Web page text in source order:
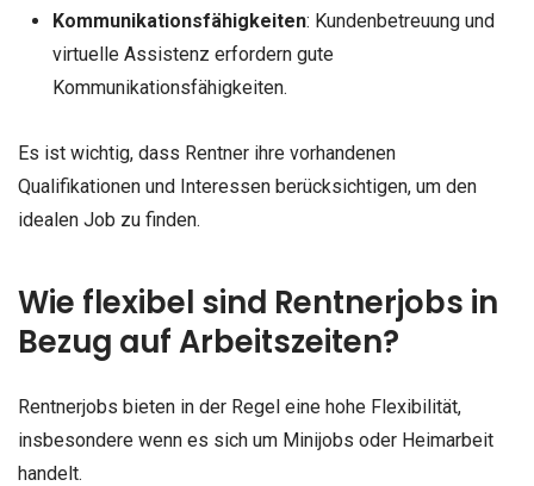
Kommunikationsfähigkeiten: Kundenbetreuung und
virtuelle Assistenz erfordern gute
Kommunikationsfähigkeiten.
Es ist wichtig, dass Rentner ihre vorhandenen
Qualifikationen und Interessen berücksichtigen, um den
idealen Job zu finden.
Wie flexibel sind Rentnerjobs in
Bezug auf Arbeitszeiten?
Rentnerjobs bieten in der Regel eine hohe Flexibilität,
insbesondere wenn es sich um Minijobs oder Heimarbeit
handelt.